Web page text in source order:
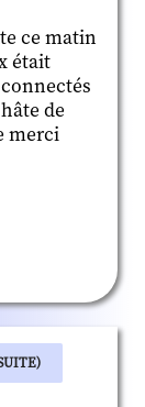
ce matin
était
de
merci